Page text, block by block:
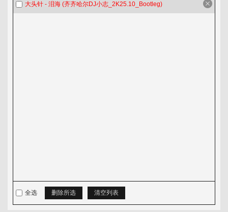
音乐发布区
大头针 - 泪海 (齐齐哈尔DJ小志_2K25.10_Bootleg)
全选 删除所选 清空列表